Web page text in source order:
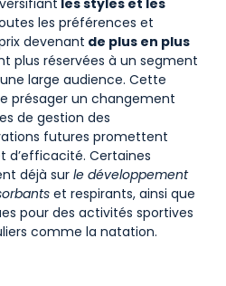
les styles et les
les préférences et
devenant de plus en plus
plus réservées à un segment
large audience. Cette
présager un changement
de gestion des
futures promettent
d’efficacité. Certaines
déjà sur le développement
et respirants, ainsi que
pour des activités sportives
comme la natation.